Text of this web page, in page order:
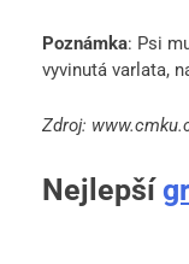
Poznámka: Psi
vyvinutá varlata,
Zdroj:
Nejlepší